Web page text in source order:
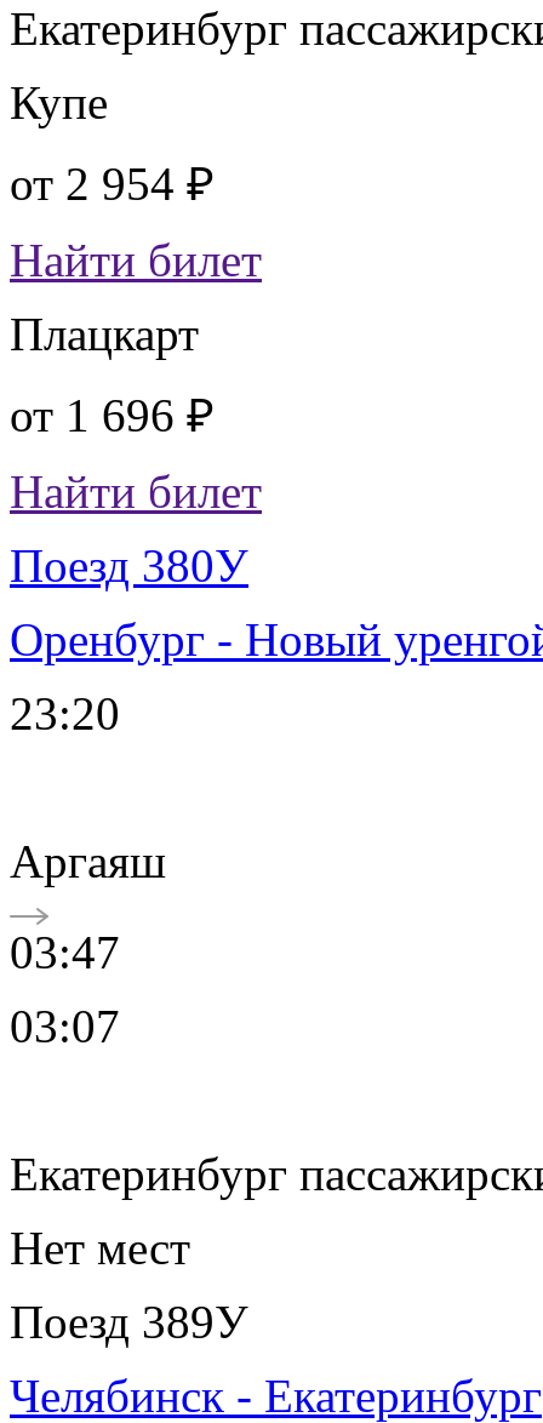
Екатеринбург
Купе
от 2 954 ₽
Найти билет
Плацкарт
от 1 696 ₽
Найти билет
Поезд 380У
Оренбург - Новый
23:20
Аргаяш
03:47
03:07
Екатеринбург
Нет мест
Поезд 389У
Челябинск - Екатеринбург